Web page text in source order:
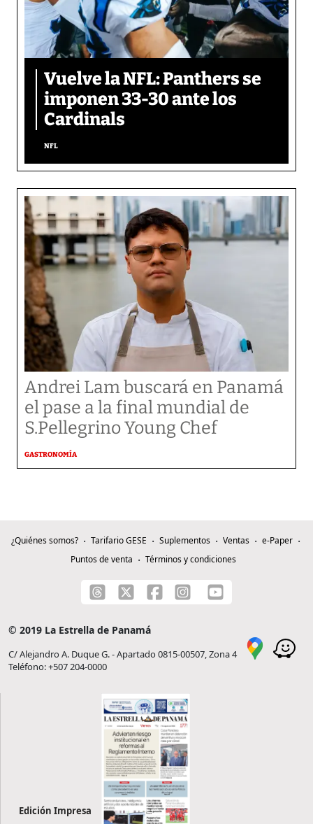
Vuelve la NFL: Panthers se
imponen 33-30 ante los
Cardinals
NFL
Andrei Lam buscará en Panamá
el pase a la final mundial de
S.Pellegrino Young Chef
GASTRONOMÍA
¿Quiénes somos? Tarifario GESE Suplementos Ventas
e-Paper
Puntos de venta
Términos y condiciones
© 2019 La Estrella de Panamá
C/ Alejandro A. Duque G. - Apartado 0815-00507, Zona 4
Teléfono: +507 204-0000
Edición Impresa